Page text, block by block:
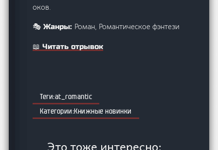
оков.
🎭 Жанры: Роман, Романтическое фэнтези
📖 Читать отрывок
at_romantic
Книжные новинки
Это тоже интересно: